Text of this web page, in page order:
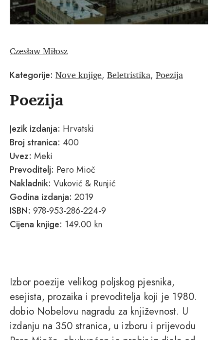
Czesław Miłosz
Kategorije: Nove knjige, Beletristika, Poezija
Poezija
Jezik izdanja: Hrvatski
Broj stranica: 400
Uvez: Meki
Prevoditelj: Pero Mioč
Nakladnik: Vuković & Runjić
Godina izdanja: 2019
ISBN: 978-953-286-224-9
Cijena knjige: 149.00 kn
Izbor poezije velikog poljskog pjesnika,
esejista, prozaika i prevoditelja koji je 1980.
dobio Nobelovu nagradu za književnost. U
izdanju na 350 stranica, u izboru i prijevodu